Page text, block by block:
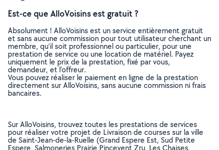
Est-ce que AlloVoisins est gratuit ?
Absolument ! AlloVoisins est un service entièrement gratuit
et sans aucune commission pour tout utilisateur cherchant un
membre, qu’il soit professionnel ou particulier, pour une
prestation de service ou une location de matériel. Payez
uniquement le prix de la prestation, fixé par vous,
demandeur, et l’offreur.
Vous pouvez réaliser le paiement en ligne de la prestation
directement sur AlloVoisins, sans aucune commission ni frais
bancaires.
Sur AlloVoisins, trouvez toutes les prestations de services
pour réaliser votre projet de Livraison de courses sur la ville
de Saint-Jean-de-la-Ruelle (Grand Espere Est, Sud Petite
Espere, Salmoneries Prairie Pincevent Zru, Les Chaises,